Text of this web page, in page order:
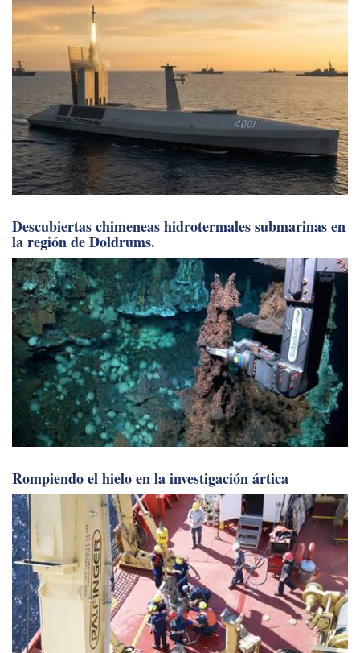
Descubiertas chimeneas hidrotermales submarinas en
la región de Doldrums.
Rompiendo el hielo en la investigación ártica